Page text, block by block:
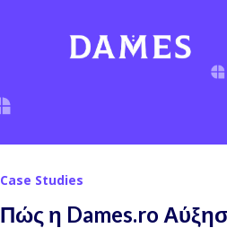
Case Studies
Πώς η Dames.ro